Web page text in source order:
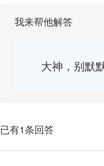
我来帮他解答
大神，别默
已有1条回答